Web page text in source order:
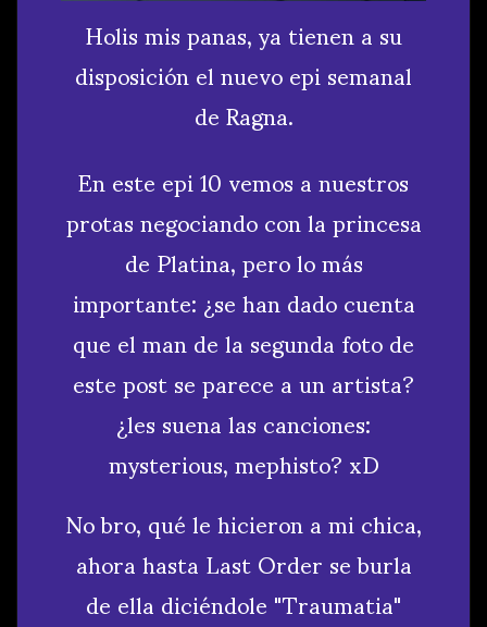
Holis mis panas, ya tienen a su
disposición el nuevo epi semanal
de Ragna.
En este epi 10 vemos a nuestros
protas negociando con la princesa
de Platina, pero lo más
importante: ¿se han dado cuenta
que el man de la segunda foto de
este post se parece a un artista?
¿les suena las canciones:
mysterious, mephisto? xD
No bro, qué le hicieron a mi chica,
ahora hasta Last Order se burla
de ella diciéndole "Traumatia"